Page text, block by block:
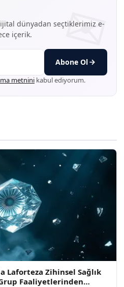
dünyadan seçtiklerimiz e-
içerik.
Abone Ol
metnini kabul ediyorum.
Laforteza Zihinsel Sağlık
Faaliyetlerinden